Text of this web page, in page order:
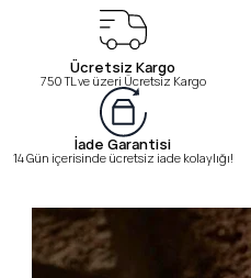
Ücretsiz Kargo
750 TL ve üzeri Ücretsiz Kargo
İade Garantisi
14 Gün içerisinde ücretsiz iade kolaylığı!